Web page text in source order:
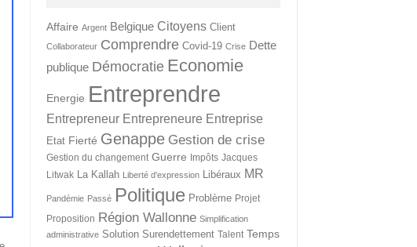
Affaire Argent Belgique Citoyens Client
Collaborateur Comprendre Covid-19 Crise Dette
publique Démocratie Economie
Energie Entreprendre
Entrepreneur Entrepreneure Entreprise
Etat Fierté Genappe Gestion de crise
Gestion du changement Guerre Impôts Jacques
Litwak La Kallah Liberté d'expression Libéraux MR
Pandémie Passé Politique Problème Projet
Proposition Région Wallonne Simplification
administrative Solution Surendettement Talent Temps